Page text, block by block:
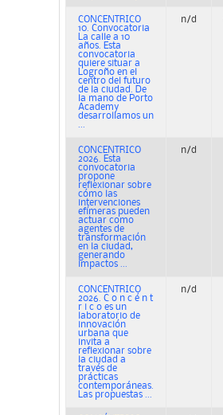
CONCENTRICO
10. Convocatoria
La calle a 10
años. Esta
convocatoria
quiere situar a
Logroño en el
centro del futuro
de la ciudad. De
la mano de Porto
Academy
desarrollamos un
n/d
CONCENTRICO
2026. Esta
convocatoria
propone
reflexionar sobre
cómo las
intervenciones
efímeras pueden
actuar como
agentes de
transformación
en la ciudad,
generando
impactos ...
n/d
CONCENTRICO
2026. C o n c é n t
r i c o es un
laboratorio de
innovación
urbana que
invita a
reflexionar sobre
la ciudad a
través de
prácticas
contemporáneas.
Las propuestas ...
n/d